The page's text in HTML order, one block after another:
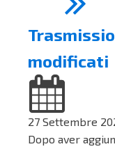
modificati
27 Settembre
Dopo aver